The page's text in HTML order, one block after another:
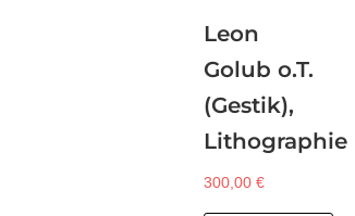
Leon
Golub o.T.
(Gestik),
Lithographie
300,00€